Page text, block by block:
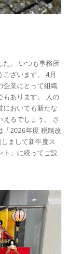
た。 いつも事務所
ございます。 4月
企業にとって組織
もあります。 人の
においても新たな
えるでしょう。 さ
「2026年度 税制改
まして新年度ス
ト」に絞ってご説